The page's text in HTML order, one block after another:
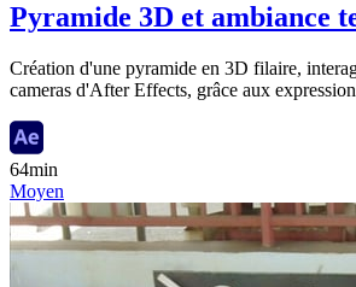
Pyramide 3D et ambiance
Création d'une pyramide en 3D filaire,
cameras d'After Effects, grâce aux
64min
Moyen